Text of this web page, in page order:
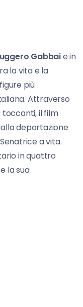
Gabbaie in
la vita e la
più
Attraverso
toccanti, il film
deportazione
a vita.
in quattro
la sua